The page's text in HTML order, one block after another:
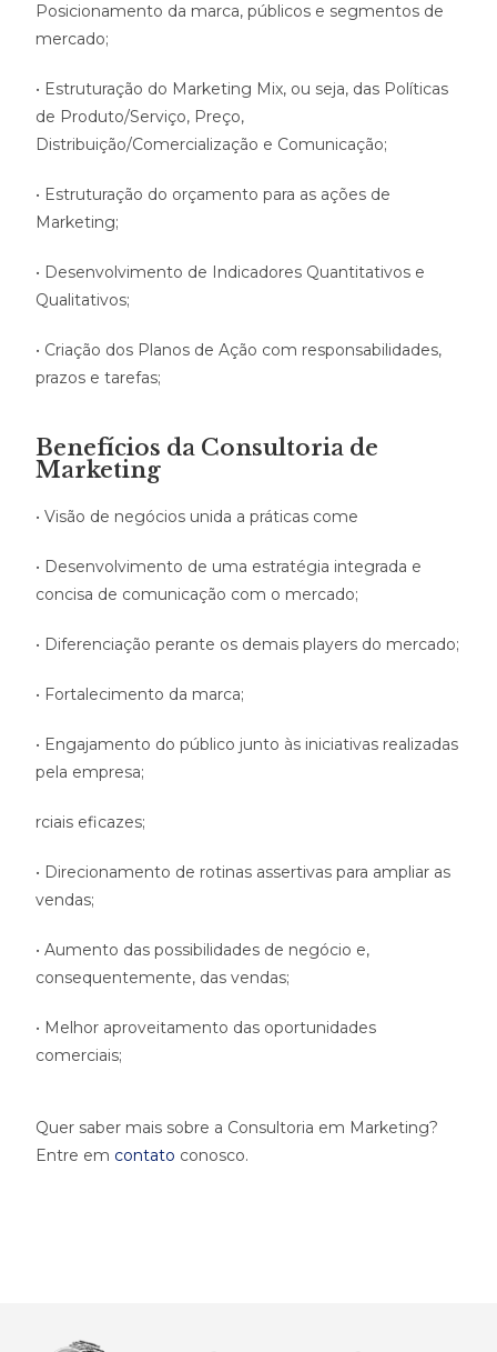
Posicionamento da marca, públicos e segmentos de
mercado;
• Estruturação do Marketing Mix, ou seja, das Políticas
de Produto/Serviço, Preço,
Distribuição/Comercialização e Comunicação;
• Estruturação do orçamento para as ações de
Marketing;
• Desenvolvimento de Indicadores Quantitativos e
Qualitativos;
• Criação dos Planos de Ação com responsabilidades,
prazos e tarefas;
Benefícios da Consultoria de
Marketing
• Visão de negócios unida a práticas come
• Desenvolvimento de uma estratégia integrada e
concisa de comunicação com o mercado;
• Diferenciação perante os demais players do mercado;
• Fortalecimento da marca;
• Engajamento do público junto às iniciativas realizadas
pela empresa;
rciais eficazes;
• Direcionamento de rotinas assertivas para ampliar as
vendas;
• Aumento das possibilidades de negócio e,
consequentemente, das vendas;
• Melhor aproveitamento das oportunidades
comerciais;
Quer saber mais sobre a Consultoria em Marketing?
Entre em contato conosco.